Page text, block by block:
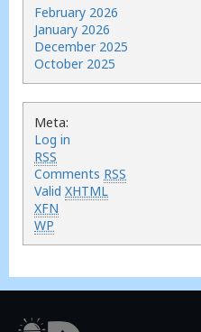
February 2026
January 2026
December 2025
October 2025
Meta:
Log in
RSS
Comments RSS
Valid XHTML
XFN
WP